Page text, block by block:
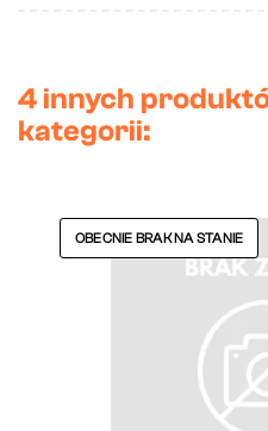
4 innych
kategorii:
OBECNIE BRAK NA STANIE